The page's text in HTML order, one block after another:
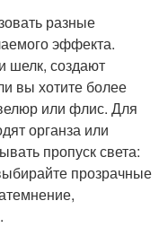
разные
эффекта.
шелк, создают
вы хотите более
или флис. Для
органза или
пропуск света:
прозрачные